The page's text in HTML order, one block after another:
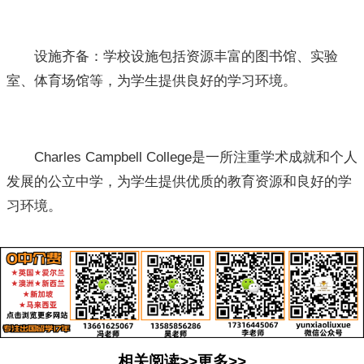
设施齐备：学校设施包括资源丰富的图书馆、实验
室、体育场馆等，为学生提供良好的学习环境。
Charles Campbell College是一所注重学术成就和个人
发展的公立中学，为学生提供优质的教育资源和良好的学
习环境。